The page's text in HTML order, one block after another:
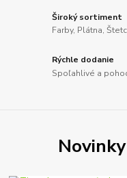
Široký sortiment
Farby, Plátna,
Rýchle dodanie
Spoľahlivé a